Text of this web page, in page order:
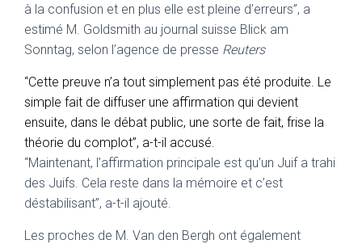
à la confusion et en plus elle est pleine d’erreurs”, a
estimé M. Goldsmith au journal suisse Blick am
Sonntag, selon l’agence de presse Reuters
“Cette preuve n’a tout simplement pas été produite. Le
simple fait de diffuser une affirmation qui devient
ensuite, dans le débat public, une sorte de fait, frise la
théorie du complot”, a-t-il accusé.
“Maintenant, l’affirmation principale est qu’un Juif a trahi
des Juifs. Cela reste dans la mémoire et c’est
déstabilisant”, a-t-il ajouté.
Les proches de M. Van den Bergh ont également